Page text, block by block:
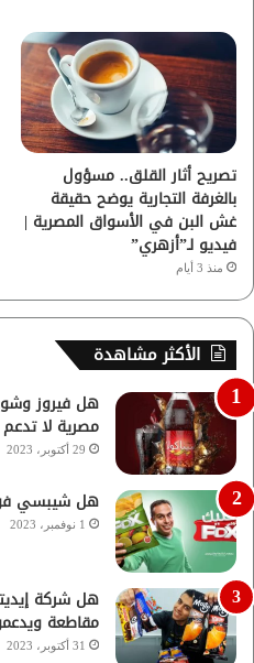
تصريح أثار القلق.. مسؤول
بالغرفة التجارية يوضح حقيقة
غش البن في الأسواق المصرية |
فيديو لـ”أزهري”
منذ 3 أيام
الأكثر مشاهدة
هل فيروز
مصرية لا
29 أكتوبر، 2023
هل شيبسي
1 نوفمبر، 2023
هل شركة
مقاطعة
31 أكتوبر، 2023